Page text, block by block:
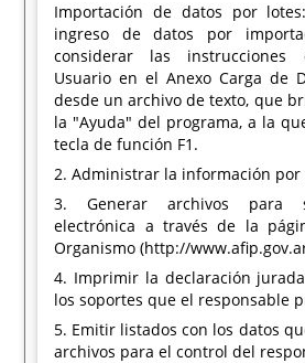
Importación de datos por
ingreso de datos por
considerar las
Usuario en el Anexo Carga de
desde un archivo de texto, que
la "Ayuda" del programa, a la
tecla de función F1.
2. Administrar la información por
3. Generar archivos para
electrónica a través de la
Organismo (http://
4. Imprimir la declaración
los soportes que el responsable
5. Emitir listados con los datos
archivos para el control del